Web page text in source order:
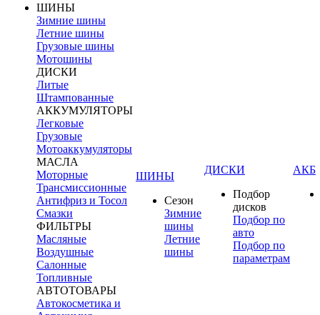
ШИНЫ
Зимние шины
Летние шины
Грузовые шины
Мотошины
ДИСКИ
Литые
Штампованные
АККУМУЛЯТОРЫ
Легковые
Грузовые
Мотоаккумуляторы
МАСЛА
Моторные
Трансмиссионные
Антифриз и Тосол
Смазки
ФИЛЬТРЫ
Масляные
Воздушные
Салонные
Топливные
АВТОТОВАРЫ
Автокосметика и
ШИНЫ
Сезон
Зимние
шины
Летние
шины
ДИСКИ
Подбор
дисков
Подбор по
авто
Подбор по
параметрам
АКБ